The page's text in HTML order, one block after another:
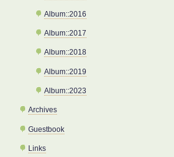
Album::2016
Album::2017
Album::2018
Album::2019
Album::2023
Archives
Guestbook
Links